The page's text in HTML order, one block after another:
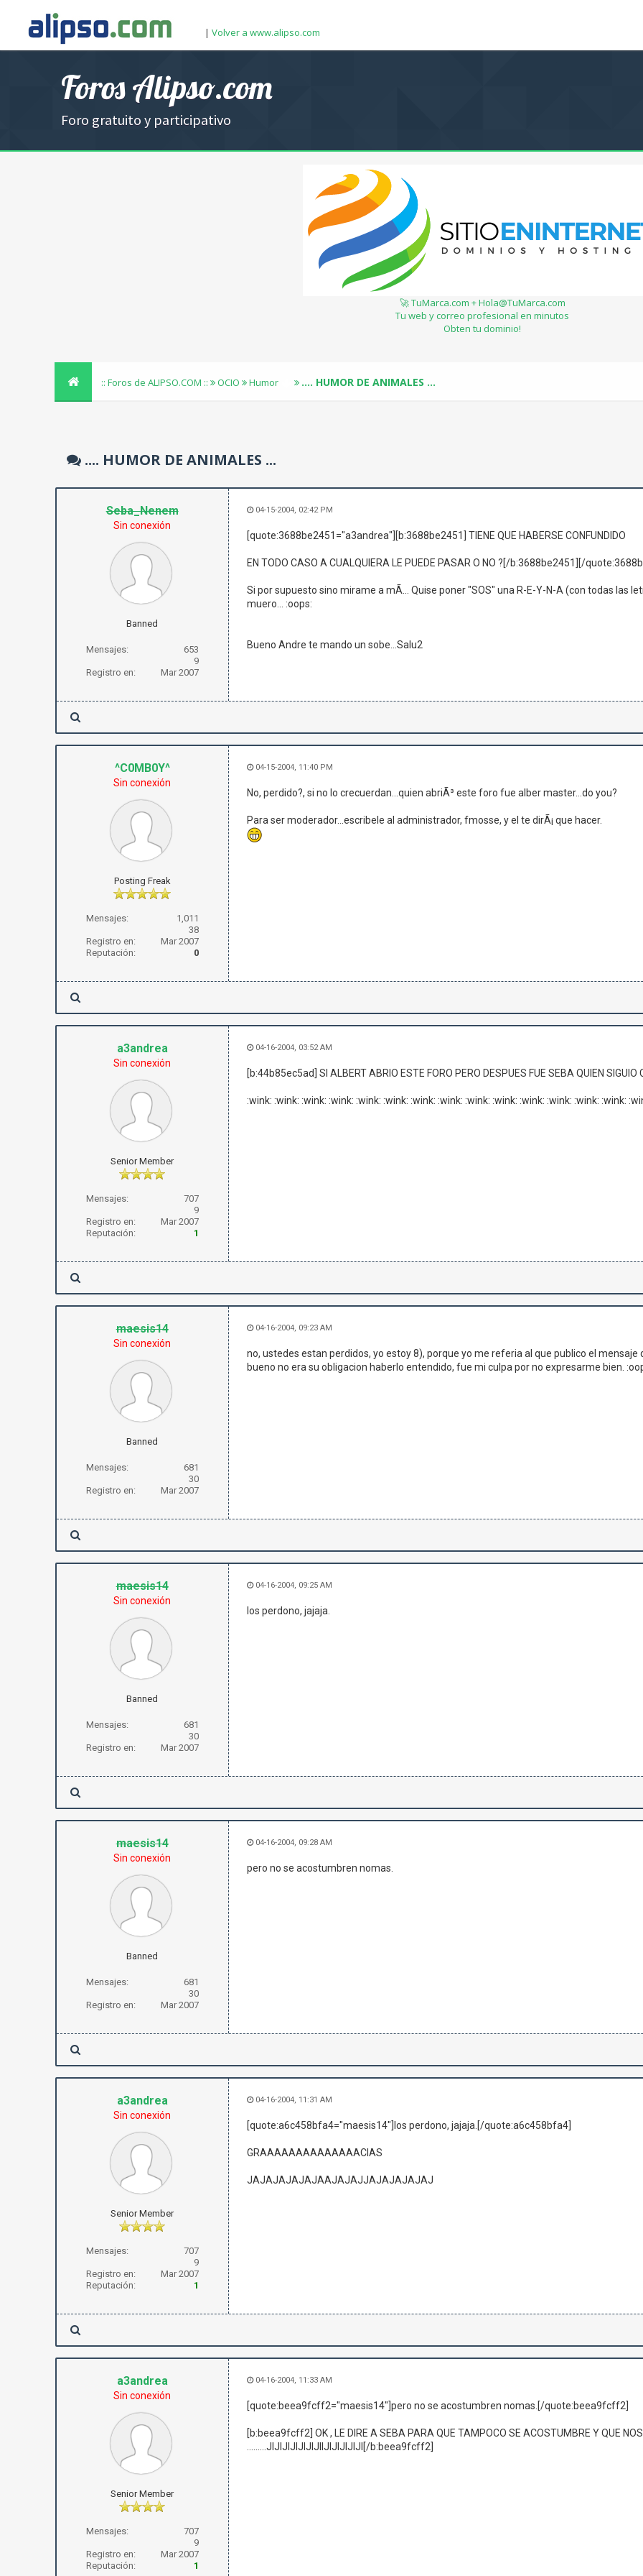
| Volver a www.alipso.com
Foros Alipso.com
Foro gratuito y participativo
🚀 TuMarca.com + Hola@TuMarca.com
Tu web y correo profesional en minutos
Obten tu dominio!
:: Foros de ALIPSO.COM :: OCIO Humor .... HUMOR DE ANIMALES ...
.... HUMOR DE ANIMALES ...
Seba_Nenem
Sin conexión
Banned
Mensajes:
653
9
Registro en:
Mar 2007
04-15-2004, 02:42 PM
[quote:3688be2451="a3andrea"][b:3688be2451] TIENE QUE HABERSE CONFUNDIDO
EN TODO CASO A CUALQUIERA LE PUEDE PASAR O NO ?[/b:3688be2451][/
Si por supuesto sino mirame a mÃ­... Quise poner "SOS" una R-E-Y-N-A (con todas las
muero... :oops:
Bueno Andre te mando un sobe...Salu2
^C0MB0Y^
Sin conexión
Posting Freak
Mensajes:
1,011
38
Registro en:
Mar 2007
Reputación:
0
04-15-2004, 11:40 PM
No, perdido?, si no lo crecuerdan...quien abriÃ³ este foro fue alber master...do you?
Para ser moderador...escribele al administrador, fmosse, y el te dirÃ¡ que hacer.
a3andrea
Sin conexión
Senior Member
Mensajes:
707
9
Registro en:
Mar 2007
Reputación:
1
04-16-2004, 03:52 AM
[b:44b85ec5ad] SI ALBERT ABRIO ESTE FORO PERO DESPUES FUE SEBA QUIEN SIGUIO
:wink: :wink: :wink: :wink: :wink: :wink: :wink: :wink: :wink: :wink: :wink: :wink: :wink: :wink:
maesis14
Sin conexión
Banned
Mensajes:
681
30
Registro en:
Mar 2007
04-16-2004, 09:23 AM
no, ustedes estan perdidos, yo estoy 8), porque yo me referia al que publico el
bueno no era su obligacion haberlo entendido, fue mi culpa por no expresarme bien.
maesis14
Sin conexión
Banned
Mensajes:
681
30
Registro en:
Mar 2007
04-16-2004, 09:25 AM
los perdono, jajaja.
maesis14
Sin conexión
Banned
Mensajes:
681
30
Registro en:
Mar 2007
04-16-2004, 09:28 AM
pero no se acostumbren nomas.
a3andrea
Sin conexión
Senior Member
Mensajes:
707
9
Registro en:
Mar 2007
Reputación:
1
04-16-2004, 11:31 AM
[quote:a6c458bfa4="maesis14"]los perdono, jajaja.[/quote:a6c458bfa4]
GRAAAAAAAAAAAAAACIAS
JAJAJAJAJAJAAJAJAJJAJAJAJAJAJ
a3andrea
Sin conexión
Senior Member
Mensajes:
707
9
Registro en:
Mar 2007
Reputación:
1
04-16-2004, 11:33 AM
[quote:beea9fcff2="maesis14"]pero no se acostumbren nomas.[/quote:beea9fcff2]
[b:beea9fcff2] OK , LE DIRE A SEBA PARA QUE TAMPOCO SE ACOSTUMBRE Y QUE
.........JIJIJIJIJIJIJIIJIJIJIJIJI[/b:beea9fcff2]